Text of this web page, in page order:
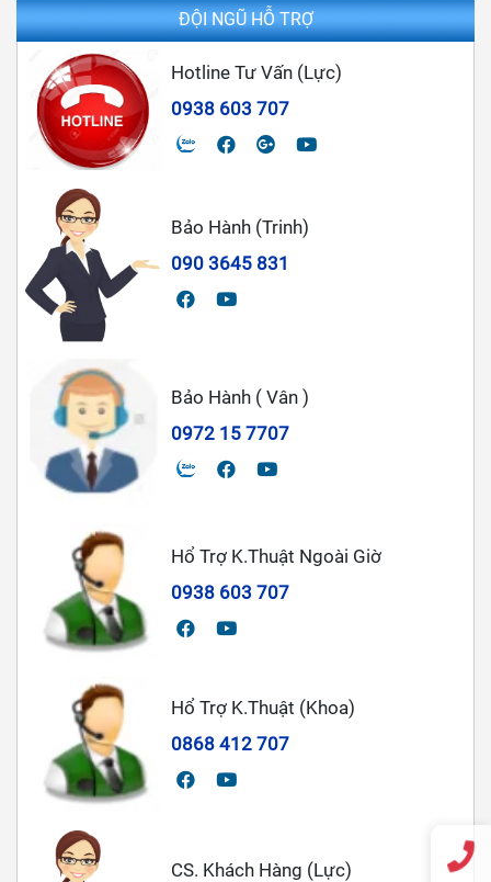
ĐỘI NGŨ HỖ TRỢ
Hotline Tư Vấn (Lực)
0938 603 707
Bảo Hành (Trinh)
090 3645 831
Bảo Hành ( Vân )
0972 15 7707
Hổ Trợ K.Thuật Ngoài Giờ
0938 603 707
Hổ Trợ K.Thuật (Khoa)
0868 412 707
CS. Khách Hàng (Lực)